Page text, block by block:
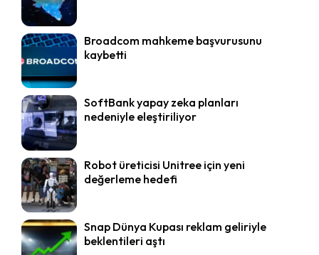
Broadcom mahkeme başvurusunu
kaybetti
SoftBank yapay zeka planları
nedeniyle eleştiriliyor
Robot üreticisi Unitree için yeni
değerleme hedefi
Snap Dünya Kupası reklam geliriyle
beklentileri aştı